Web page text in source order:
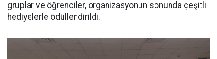
gruplar ve öğrenciler, organizasyonun sonunda çeşitli
hediyelerle ödüllendirildi.